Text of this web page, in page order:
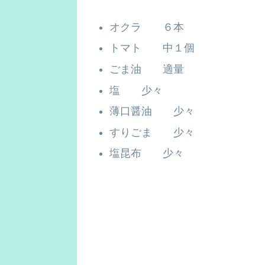
オクラ ６本
トマト 中１個
ごま油 適量
塩 少々
薄口醤油 少々
すりごま 少々
塩昆布 少々